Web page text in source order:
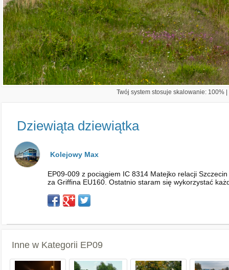
Twój system stosuje skalowanie: 100%
Dziewiąta dziewiątka
Kolejowy Max
EP09-009 z pociągiem IC 8314 Matejko relacji
za Griffina EU160. Ostatnio staram się wykorzystać
Inne w Kategorii EP09